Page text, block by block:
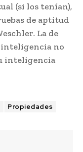
(si los tenían),
de aptitud
La de
inteligencia no
inteligencia
Propiedades